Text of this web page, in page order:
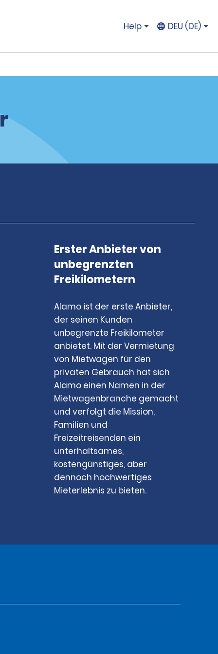
Help DEU (DE)
Erster Anbieter von
unbegrenzten
Freikilometern
Alamo ist der erste Anbieter,
der seinen Kunden
unbegrenzte Freikilometer
anbietet. Mit der Vermietung
von Mietwagen für den
privaten Gebrauch hat sich
Alamo einen Namen in der
Mietwagenbranche gemacht
und verfolgt die Mission,
Familien und
Freizeitreisenden ein
unterhaltsames,
kostengünstiges, aber
dennoch hochwertiges
Mieterlebnis zu bieten.